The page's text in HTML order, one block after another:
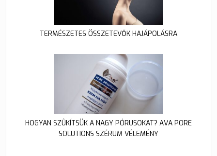
TERMÉSZETES ÖSSZETEVŐK HAJÁPOLÁSRA
HOGYAN SZÛKÍTSÜK A NAGY PÓRUSOKAT? AVA PORE
SOLUTIONS SZÉRUM VÉLEMÉNY